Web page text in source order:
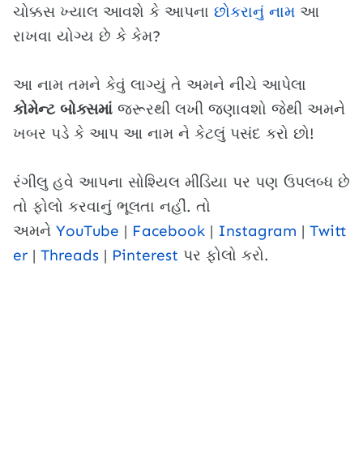
ચોક્કસ ખ્યાલ આવશે કે આપના છોકરાનું નામ આ
રાખવા યોગ્ય છે કે કેમ?
આ નામ તમને કેવું લાગ્યું તે અમને નીચે આપેલા
કોમેન્ટ બોક્સમાં જરૂરથી લખી જણાવશો જેથી અમને
ખબર પડે કે આપ આ નામ ને કેટલું પસંદ કરો છો!
રંગીલુ હવે આપના સોશ્યિલ મીડિયા પર પણ ઉપલબ્ધ છે
તો ફોલો કરવાનું ભૂલતા નહીં. તો
અમને YouTube | Facebook | Instagram | Twitt
er | Threads | Pinterest પર ફોલો કરો.